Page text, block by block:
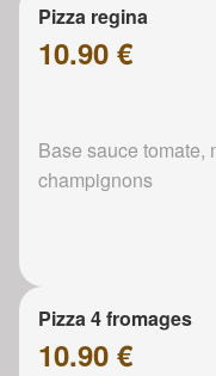
Pizza regina
10.90 €
Base sauce tomate,
champignons
Pizza 4 fromages
10.90 €